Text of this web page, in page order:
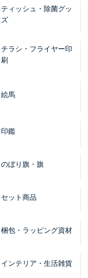
ティッシュ・除菌グッ
ズ
チラシ・フライヤー印
刷
絵馬
印鑑
のぼり旗・旗
セット商品
梱包・ラッピング資材
インテリア・生活雑貨